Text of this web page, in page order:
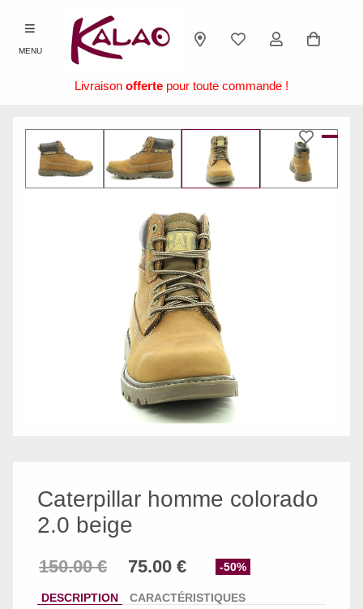
MENU
Livraison offerte pour toute commande !
Caterpillar homme colorado
2.0 beige
-50%
DESCRIPTION CARACTÉRISTIQUES